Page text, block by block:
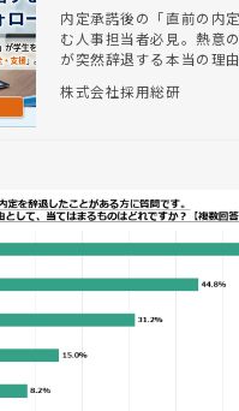
する本当の理由と
になる昭和型フォ
内定承諾後の「直前の内
む人事担当者必見。熱意
が突然辞退する本当の理
ー」の罠を解説。現代の就
株式会社採用総研